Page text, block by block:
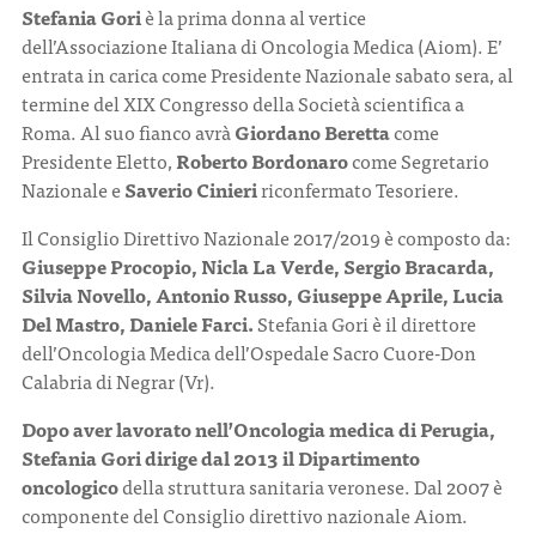
Stefania Goriè la prima donna al vertice
dell’Associazione Italiana di Oncologia Medica (Aiom). E’
entrata in carica come Presidente Nazionale sabato sera, al
termine del XIX Congresso della Società scientifica a
Roma. Al suo fianco avràGiordano Berettacome
Presidente Eletto,Roberto Bordonarocome Segretario
Nazionale eSaverio Cinieririconfermato Tesoriere.
Il Consiglio Direttivo Nazionale 2017/2019 è composto da:
Giuseppe Procopio, Nicla La Verde, Sergio Bracarda,
Silvia Novello, Antonio Russo, Giuseppe Aprile, Lucia
Del Mastro, Daniele Farci.Stefania Gori è il direttore
dell’Oncologia Medica dell’Ospedale Sacro Cuore-Don
Calabria di Negrar (Vr).
Dopo aver lavorato nell’Oncologia medica di Perugia,
Stefania Gori dirige dal 2013 il Dipartimento
oncologicodella struttura sanitaria veronese. Dal 2007 è
componente del Consiglio direttivo nazionale Aiom.